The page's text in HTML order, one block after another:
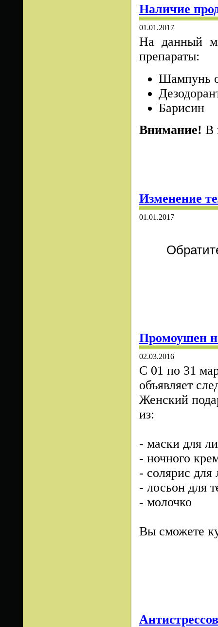
Наличие
01.01.2017
На данный
препараты:
Шампунь
Барисин
Внимание! В
Изменение
01.01.2017
Промоушен
02.03.2016
C 01 по 31
объявляет
Женский
из:
- маски для
- ночного
- солярис
- лосьон для
- молочко
Вы сможете